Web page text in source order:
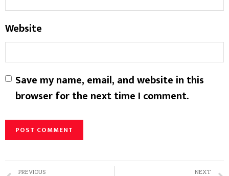
Website
Save my name, email, and website in this
browser for the next time I comment.
PREVIOUS NEXT